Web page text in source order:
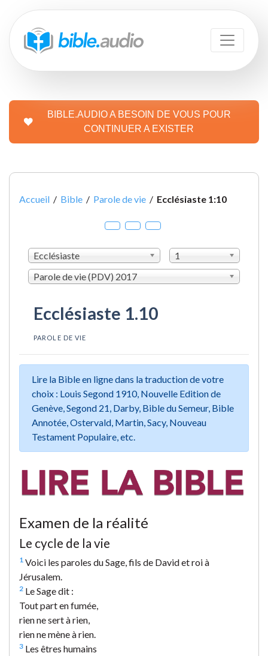
BIBLE.AUDIO A BESOIN DE VOUS POUR
CONTINUER A EXISTER
Accueil / Bible / Parole de vie / Ecclésiaste 1:10
Ecclésiaste
1
Parole de vie (PDV) 2017
Ecclésiaste 1.10
PAROLE DE VIE
Lire la Bible en ligne dans la traduction de votre
choix : Louis Segond 1910, Nouvelle Edition de
Genève, Segond 21, Darby, Bible du Semeur, Bible
Annotée, Ostervald, Martin, Sacy, Nouveau
Testament Populaire, etc.
Examen de la réalité
Le cycle de la vie
1 Voici les paroles du Sage, fils de David et roi à
Jérusalem.
2 Le Sage dit :
Tout part en fumée,
rien ne sert à rien,
rien ne mène à rien.
3 Les êtres humains